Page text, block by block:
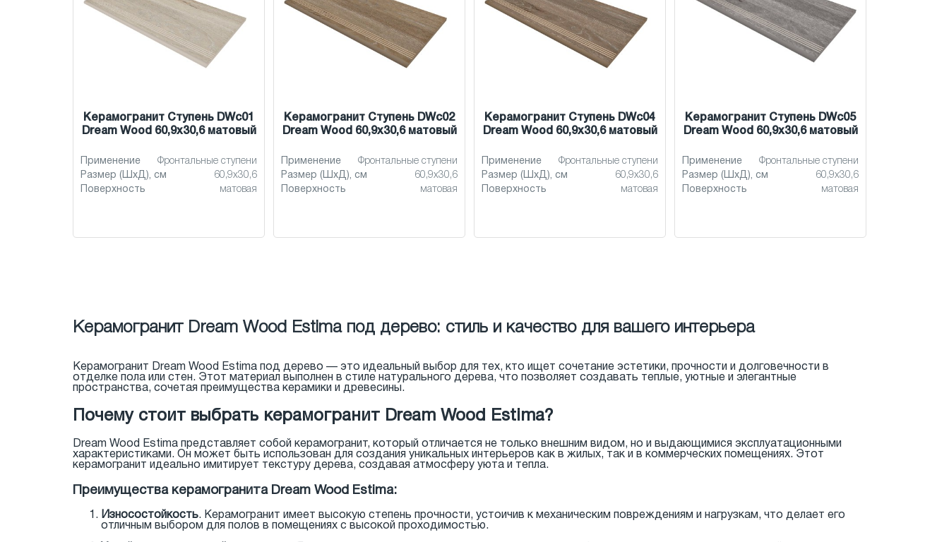
Керамогранит Ступень DWc01
Dream Wood 60,9x30,6 матовый
Применение
Фронтальные ступени
Размер (ШхД), см
60,9x30,6
Поверхность
матовая
Керамогранит Ступень DWc02
Dream Wood 60,9x30,6 матовый
Применение
Фронтальные ступени
Размер (ШхД), см
60,9x30,6
Поверхность
матовая
Керамогранит Ступень DWc04
Dream Wood 60,9x30,6 матовый
Применение
Фронтальные ступени
Размер (ШхД), см
60,9x30,6
Поверхность
матовая
Керамогранит Ступень DWc05
Dream Wood 60,9x30,6 матовый
Применение
Фронтальные ступени
Размер (ШхД), см
60,9x30,6
Поверхность
матовая
Керамогранит Dream Wood Estima под дерево: стиль и качество для вашего интерьера
Керамогранит Dream Wood Estima под дерево — это идеальный выбор для тех, кто ищет сочетание эстетики, прочности и долговечности в
отделке пола или стен. Этот материал выполнен в стиле натурального дерева, что позволяет создавать теплые, уютные и элегантные
пространства, сочетая преимущества керамики и древесины.
Почему стоит выбрать керамогранит Dream Wood Estima?
Dream Wood Estima представляет собой керамогранит, который отличается не только внешним видом, но и выдающимися эксплуатационными
характеристиками. Он может быть использован для создания уникальных интерьеров как в жилых, так и в коммерческих помещениях. Этот
керамогранит идеально имитирует текстуру дерева, создавая атмосферу уюта и тепла.
Преимущества керамогранита Dream Wood Estima:
Износостойкость. Керамогранит имеет высокую степень прочности, устоичив к механическим повреждениям и нагрузкам, что делает его
отличным выбором для полов в помещениях с высокой проходимостью.